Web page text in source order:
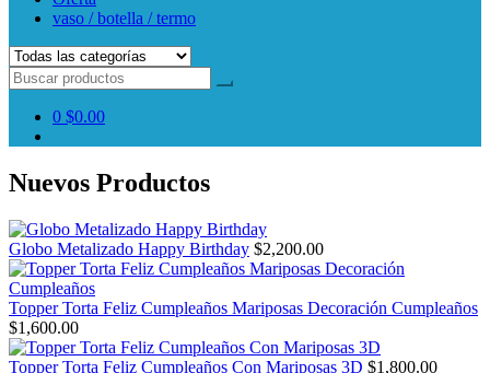
vaso / botella / termo
0 $0.00
Nuevos Productos
Globo Metalizado Happy Birthday $2,200.00
Topper Torta Feliz Cumpleaños Mariposas Decoración Cumpleaños
$1,600.00
Topper Torta Feliz Cumpleaños Con Mariposas 3D $1,800.00